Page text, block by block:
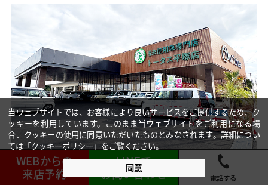
トータス平塚店
WEBからの
来店予約
LINEで
お問い合わせ
電話する
当ウェブサイトでは、お客様により良いサービスをご提供するため、ク
ッキーを利用しています。このまま当ウェブサイトをご利用になる場
合、クッキーの使用に同意いただいたものとみなされます。詳細につい
ては 「クッキーポリシー」 をご覧ください。
同意